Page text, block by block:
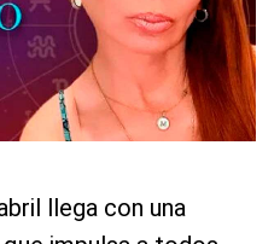
llega con una